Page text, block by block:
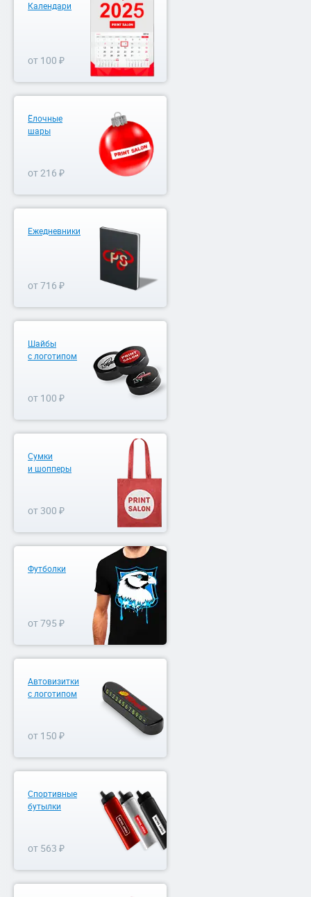
Календари
от 100 ₽
Ёлочные
шары
от 216 ₽
Ежедневники
от 716 ₽
Шайбы
с логотипом
от 100 ₽
Сумки
и шопперы
от 300 ₽
Футболки
от 795 ₽
Автовизитки
с логотипом
от 150 ₽
Спортивные
бутылки
от 563 ₽